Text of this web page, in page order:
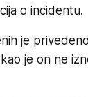
o incidentu.
je
je on ne